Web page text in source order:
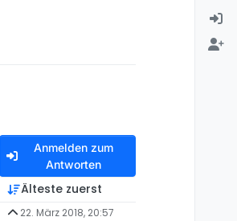
Anmelden zum
Antworten
Älteste zuerst
22. März 2018, 20:57